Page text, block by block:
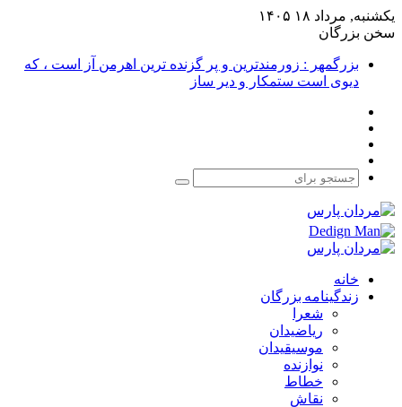
یکشنبه, مرداد ۱۸ ۱۴۰۵
سخن بزرگان
بزرگمهر : زورمندترین و پر گزنده ترین اهرمن آز است ، که
دیوی است ستمکار و دیر ساز
جستجو
خانه
زندگینامه بزرگان
شعرا
ریاضیدان
موسیقیدان
نوازنده
خطاط
نقاش